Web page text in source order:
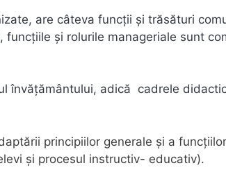
are câteva funcţii şi trăsături
şi rolurile manageriale sunt
învățământului, adică cadrele
principiilor generale şi a
şi procesul instructiv- educativ).